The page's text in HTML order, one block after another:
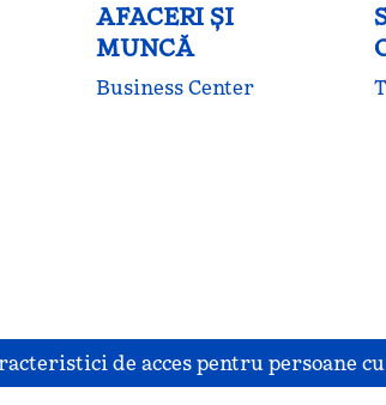
AFACERI ȘI
MUNCĂ
Business Center
de acces pentru persoane